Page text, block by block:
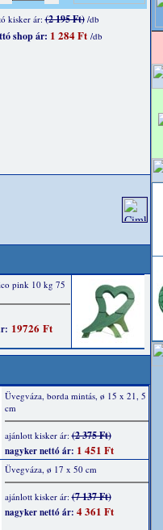
kisker ár:(2 195 Ft)/db
shop ár: 1 284 Ft /db
Üvegváza, borda mintás, ø 15 x 21, 5
cm
ajánlott kisker ár:(2 375 Ft)
nagyker nettó ár: 1 451 Ft
Üvegváza, ø 17 x 50 cm
ajánlott kisker ár:(7 137 Ft)
nagyker nettó ár: 4 361 Ft